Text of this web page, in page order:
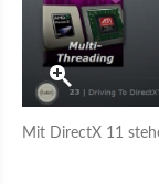
Mit DirectX 11